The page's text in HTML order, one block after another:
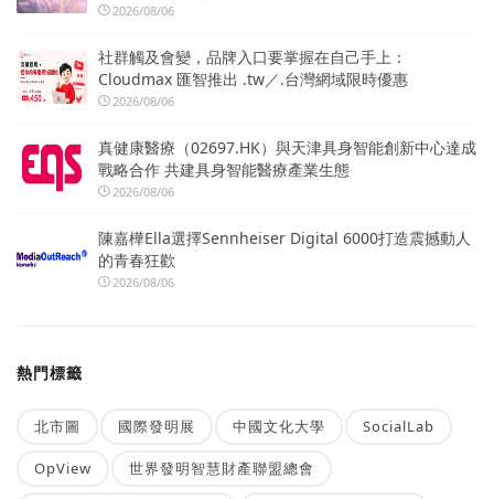
2026/08/06
社群觸及會變，品牌入口要掌握在自己手上：
Cloudmax 匯智推出 .tw／.台灣網域限時優惠
2026/08/06
真健康醫療（02697.HK）與天津具身智能創新中心達成
戰略合作 共建具身智能醫療產業生態
2026/08/06
陳嘉樺Ella選擇Sennheiser Digital 6000打造震撼動人
的青春狂歡
2026/08/06
熱門標籤
北市圖 國際發明展 中國文化大學 SocialLab
OpView 世界發明智慧財產聯盟總會